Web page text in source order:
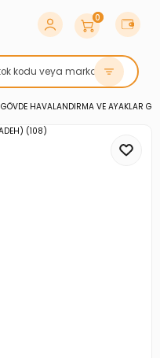
0
GÖVDE HAVALANDIRMA VE AYAKLAR